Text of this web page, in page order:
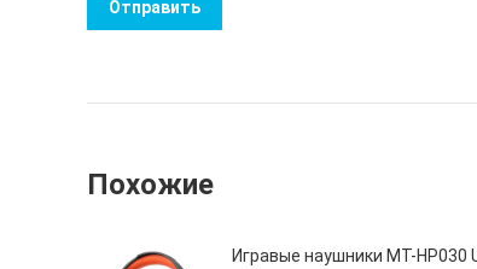
Похожие
Игравые наушники MT-HP030